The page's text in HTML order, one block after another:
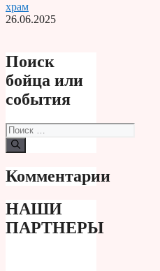
храм
26.06.2025
Поиск
бойца или
события
Поиск:
Комментарии
НАШИ
ПАРТНЕРЫ